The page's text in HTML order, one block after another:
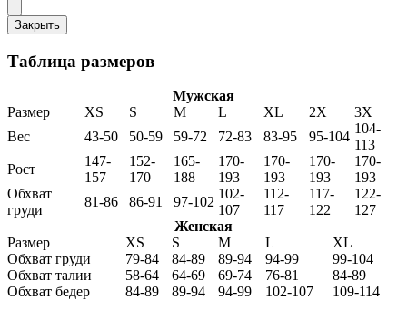
Закрыть
Таблица размеров
Мужская
Размер
XS S M L XL 2X
3X
Вес
43-50 50-59 59-72 72-83 83-95 95-104
104-
113
Рост
147-
157
152-
170
165-
188
170-
193
170-
193
170-
193
170-
193
Обхват
груди
81-86 86-91 97-102
102-
107
112-
117
117-
122
122-
127
Женская
Размер
XS S M L
XL
Обхват груди
79-84 84-89 89-94 94-99
99-104
Обхват талии
58-64 64-69 69-74 76-81
84-89
Обхват бедер
84-89 89-94 94-99 102-107 109-114